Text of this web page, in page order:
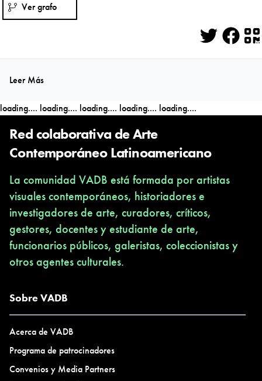
Ver grafo
Twitter
Leer Más
loading.... loading.... loading.... loading.... loading....
Red colaborativa de Arte
Contemporáneo Latinoamericano
La comunidad VADB está formada por artistas
visuales contemporáneos, historiadores e
investigadores de arte, curadores, críticos,
gestores, docentes y estudiante de arte,
funcionarios públicos, galeristas, coleccionistas y
otros agentes culturales.
Sobre VADB
Acerca de VADB
Programa de patrocinadores
Convenios y Media Partners